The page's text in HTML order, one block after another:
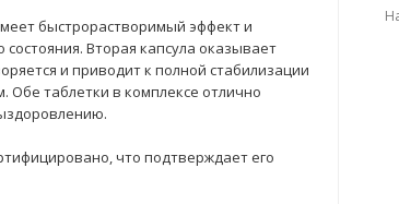
быстрорастворимый эффект и
Вторая капсула оказывает
и приводит к полной стабилизации
Обе таблетки в комплексе отлично
что подтверждает его